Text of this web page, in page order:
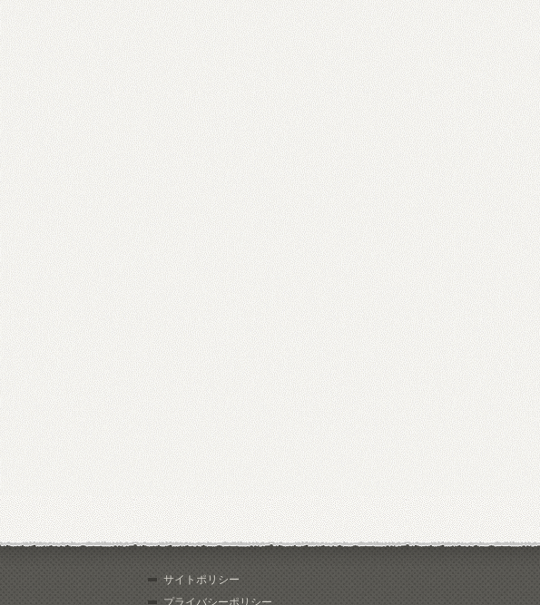
サイトポリシー
プライバシーポリシー